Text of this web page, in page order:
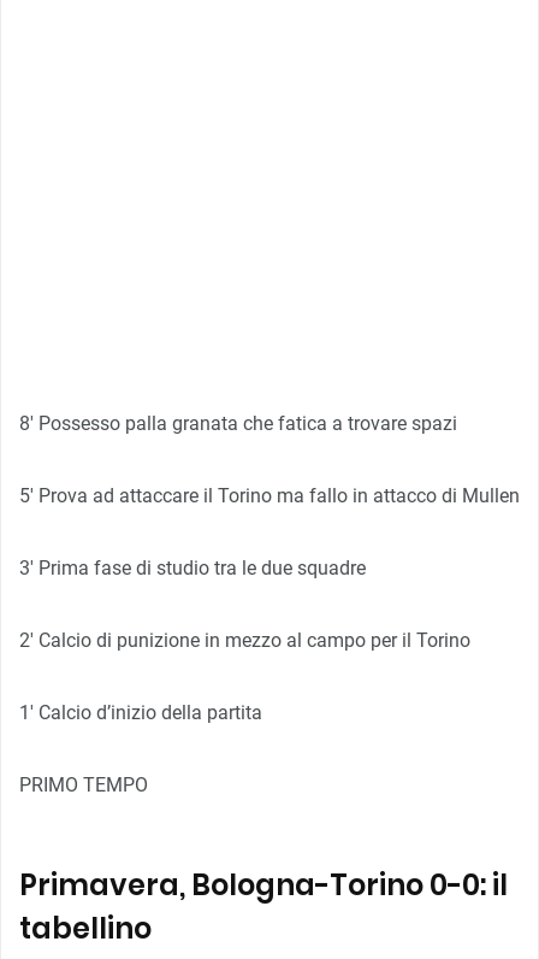
8′ Possesso palla granata che fatica a trovare spazi
5′ Prova ad attaccare il Torino ma fallo in attacco di Mullen
3′ Prima fase di studio tra le due squadre
2′ Calcio di punizione in mezzo al campo per il Torino
1′ Calcio d’inizio della partita
PRIMO TEMPO
Primavera, Bologna-Torino 0-0: il
tabellino